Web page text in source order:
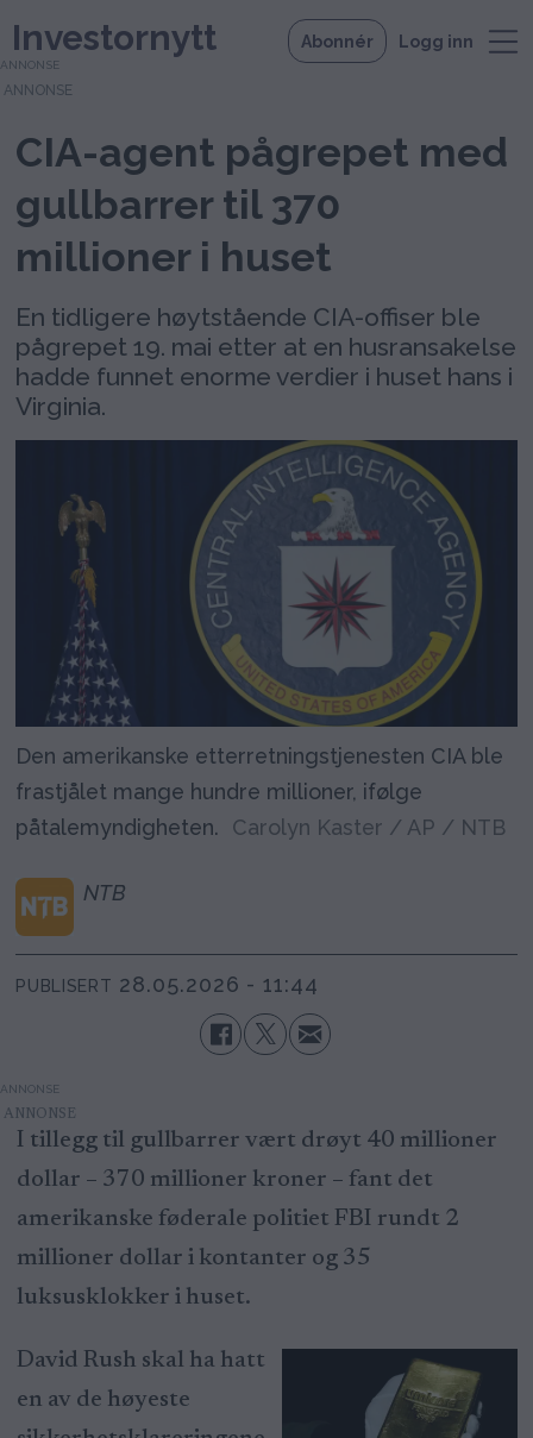
Investornytt Abonnér Logg inn
ANNONSE
CIA-agent pågrepet med
gullbarrer til 370
millioner i huset
En tidligere høytstående CIA-offiser ble
pågrepet 19. mai etter at en husransakelse
hadde funnet enorme verdier i huset hans i
Virginia.
Den amerikanske etterretningstjenesten CIA ble
frastjålet mange hundre millioner, ifølge
påtalemyndigheten.
Carolyn Kaster / AP / NTB
NTB
PUBLISERT 28.05.2026 - 11:44
ANNONSE
I tillegg til gullbarrer vært drøyt 40 millioner
dollar – 370 millioner kroner – fant det
amerikanske føderale politiet FBI rundt 2
millioner dollar i kontanter og 35
luksusklokker i huset.
David Rush skal ha hatt
en av de høyeste